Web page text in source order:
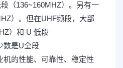
段（136~160MHZ）。另有一
）。但在UHF频段，大部
）和 U 低段
数是U全段
机的性能、可靠性、稳定性